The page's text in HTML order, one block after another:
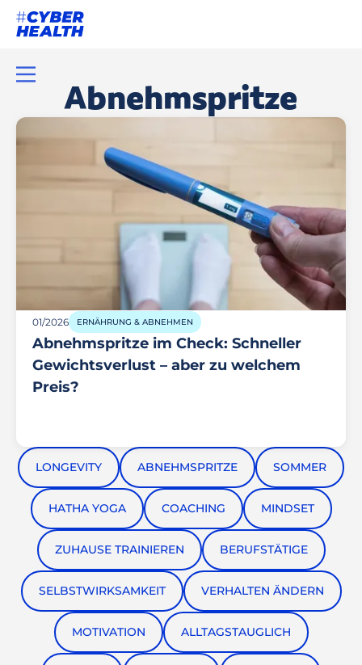
Abnehmspritze
01/2026 ERNÄHRUNG & ABNEHMEN
Abnehmspritze im Check: Schneller
Gewichtsverlust – aber zu welchem
Preis?
LONGEVITY ABNEHMSPRITZE SOMMER
HATHA YOGA COACHING MINDSET
ZUHAUSE TRAINIEREN BERUFSTÄTIGE
SELBSTWIRKSAMKEIT VERHALTEN ÄNDERN
MOTIVATION ALLTAGSTAUGLICH